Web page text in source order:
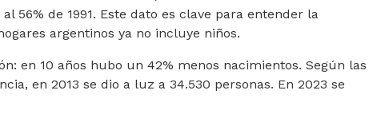
56% de 1991. Este dato es clave para entender la
argentinos ya no incluye niños.
en 10 años hubo un 42% menos nacimientos. Según las
en 2013 se dio a luz a 34.530 personas. En 2023 se